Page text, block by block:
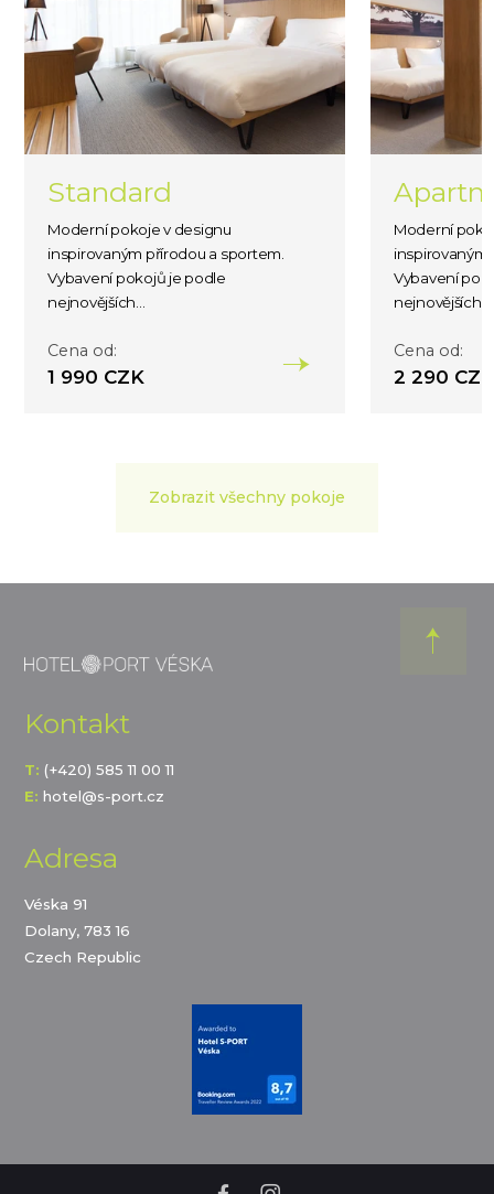
Standard
Moderní pokoje v designu
inspirovaným přírodou a sportem.
Vybavení pokojů je podle
nejnovějších...
Cena od:
1 990 CZK
Moderní
inspirovaným
Vybavení
nejnovějších...
Cena od:
2 290 CZK
Zobrazit všechny pokoje
Kontakt
T: (+420) 585 11 00 11
E: hotel@s-port.cz
Adresa
Véska 91
Dolany, 783 16
Czech Republic